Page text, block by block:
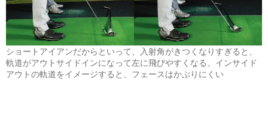
ショートアイアンだからといって、入射角がきつくなりすぎると、
軌道がアウトサイドインになって左に飛びやすくなる。インサイド
アウトの軌道をイメージすると、フェースはかぶりにくい